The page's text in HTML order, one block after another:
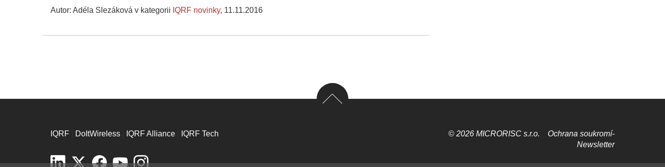
Autor: Adéla Slezáková v kategorii IQRF novinky, 11.11.2016
IQRF DoItWireless IQRF Alliance IQRF Tech © 2026 MICRORISC s.r.o. Ochrana soukromí­
Newsletter